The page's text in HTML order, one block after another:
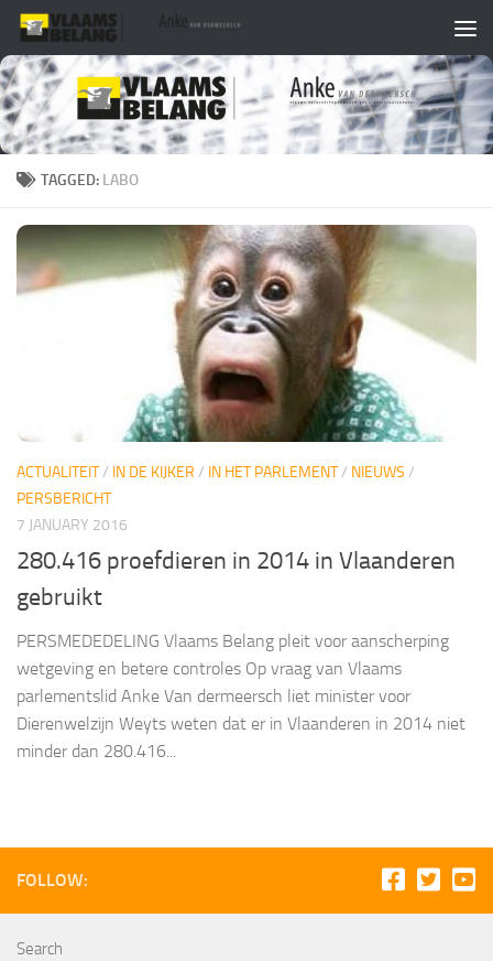
Skip to content
TAGGED: LABO
ACTUALITEIT/ IN DE KIJKER / IN HET PARLEMENT/ NIEUWS /
PERSBERICHT
7 JANUARY 2016
280.416 proefdieren in 2014 in Vlaanderen
gebruikt
PERSMEDEDELING Vlaams Belang pleit voor aanscherping
wetgeving en betere controles Op vraag van Vlaams
parlementslid Anke Van dermeersch liet minister voor
Dierenwelzijn Weyts weten dat er in Vlaanderen in 2014 niet
minder dan 280.416...
FOLLOW:
Search